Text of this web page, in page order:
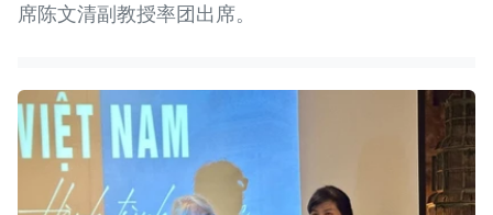
席陈文清副教授率团出席。